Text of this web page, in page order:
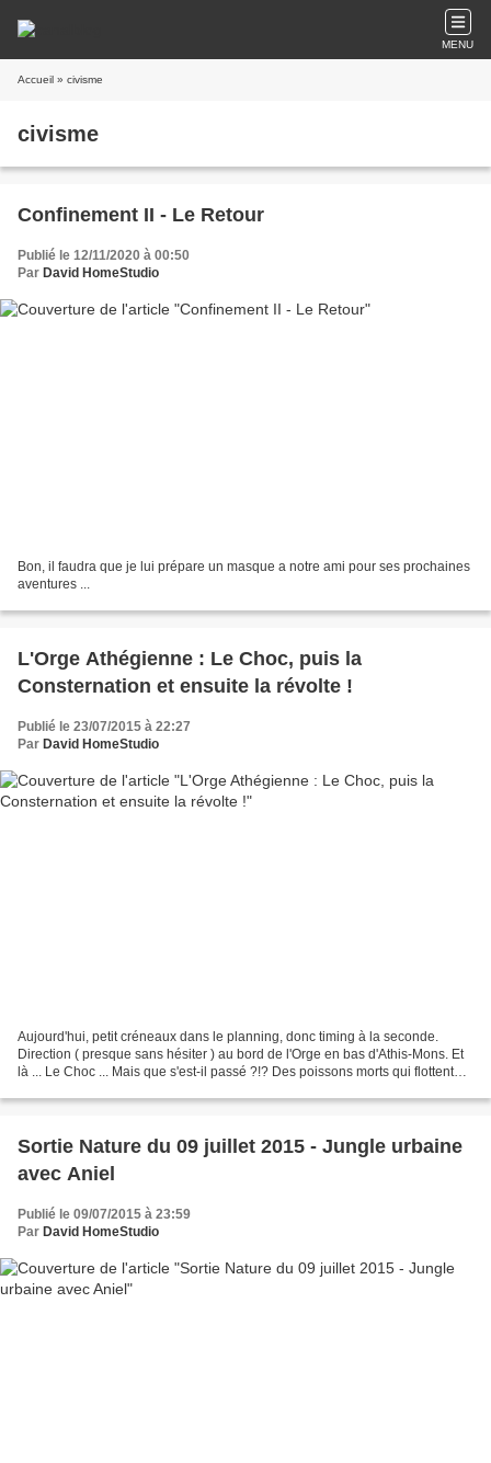
MENU
Accueil » civisme
civisme
Confinement II - Le Retour
Publié le 12/11/2020 à 00:50
Par David HomeStudio
Bon, il faudra que je lui prépare un masque a notre ami pour ses prochaines
aventures ...
L'Orge Athégienne : Le Choc, puis la
Consternation et ensuite la révolte !
Publié le 23/07/2015 à 22:27
Par David HomeStudio
Aujourd'hui, petit créneaux dans le planning, donc timing à la seconde.
Direction ( presque sans hésiter ) au bord de l'Orge en bas d'Athis-Mons. Et
là ... Le Choc ... Mais que s'est-il passé ?!? Des poissons morts qui flottent
Sortie Nature du 09 juillet 2015 - Jungle urbaine
avec Aniel
Publié le 09/07/2015 à 23:59
Par David HomeStudio